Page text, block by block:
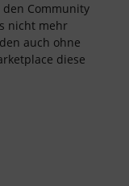
Community
nicht mehr
auch ohne
diese